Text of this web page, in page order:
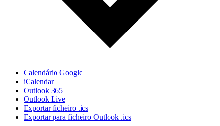
Calendário Google
iCalendar
Outlook 365
Outlook Live
Exportar ficheiro .ics
Exportar para ficheiro Outlook .ics